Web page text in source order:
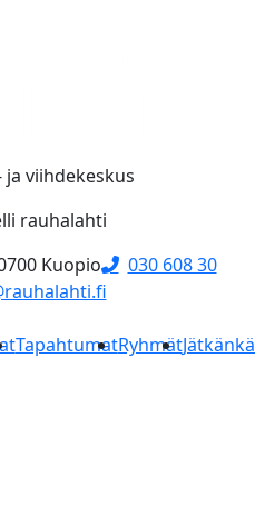
ja viihdekeskus
rauhalahti
Kuopio
030 608 30
TapahtumatRyhmät